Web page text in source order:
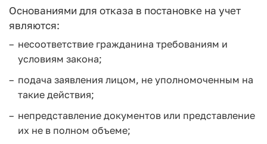
Основаниями для отказа в постановке на учет
являются:
несоответствие гражданина требованиям и
условиям закона;
подача заявления лицом, не уполномоченным на
такие действия;
непредставление документов или представление
их не в полном объеме;